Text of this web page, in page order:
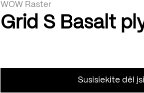
WOW Raster
Grid S Basalt
Susisiekite dėl